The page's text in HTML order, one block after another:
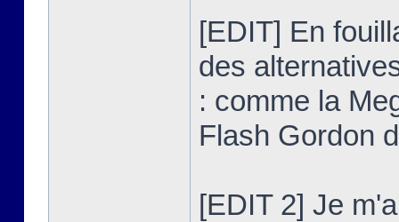
[EDIT] En
des
: comme la
Flash Gordon
[EDIT 2] Je